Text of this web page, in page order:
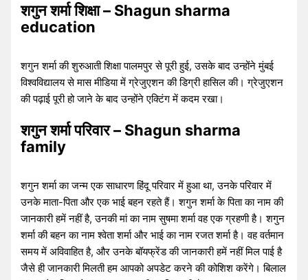
शगुन शर्मा शिक्षा – Shagun sharma
education
शगुन शर्मा की शुरुआती शिक्षा पालमपुर से पूरी हुई, उसके बाद उन्होंने मुंबई
विश्वविद्यालय से मास मीडिया में ग्रेजुएशन की डिग्री हासिल की। ग्रेजुएशन
की पढ़ाई पूरी हो जाने के बाद उन्होंने एक्टिंग में कदम रखा।
शगुन शर्मा परिवार – Shagun sharma
family
शगुन शर्मा का जन्म एक साधारण हिंदू परिवार में हुआ था, उनके परिवार में
उनके माता-पिता और एक भाई बहन रहते हैं। शगुन शर्मा के पिता का नाम की
जानकारी हमें नहीं है, उनकी मां का नाम सुषमा शर्मा वह एक ग्रहणी है। शगुन
शर्मा की बहन का नाम श्वेता शर्मा और भाई का नाम रजत शर्मा है। वह वर्तमान
समय में अविवाहित है, और उनके बॉयफ्रेंड की जानकारी हमें नहीं मिल पाई है
जैसे ही जानकारी मिलती हम आपको अपडेट करने की कोशिश करेंगे। बिलाल